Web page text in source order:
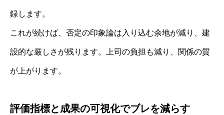
録します。
これが続けば、否定の印象論は入り込む余地が減り、建
設的な厳しさが残ります。上司の負担も減り、関係の質
が上がります。
評価指標と成果の可視化でブレを減らす